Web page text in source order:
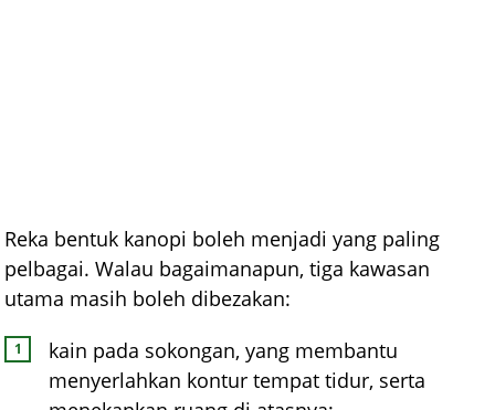
Reka bentuk kanopi boleh menjadi yang paling
pelbagai. Walau bagaimanapun, tiga kawasan
utama masih boleh dibezakan:
kain pada sokongan, yang membantu
menyerlahkan kontur tempat tidur, serta